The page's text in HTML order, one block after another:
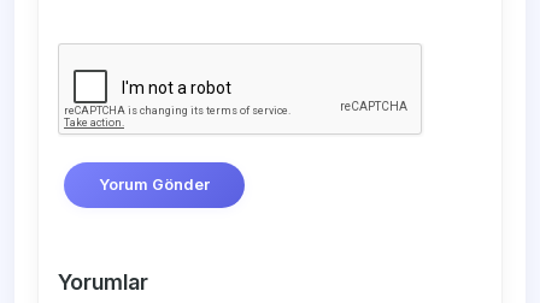
Yorum Gönder
Yorumlar